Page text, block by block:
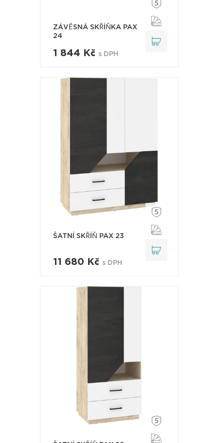
ZÁVĚSNÁ SKŘÍŇKA PAX
24
1 844 Kč s DPH
ŠATNÍ SKŘÍŇ PAX 23
11 680 Kč s DPH